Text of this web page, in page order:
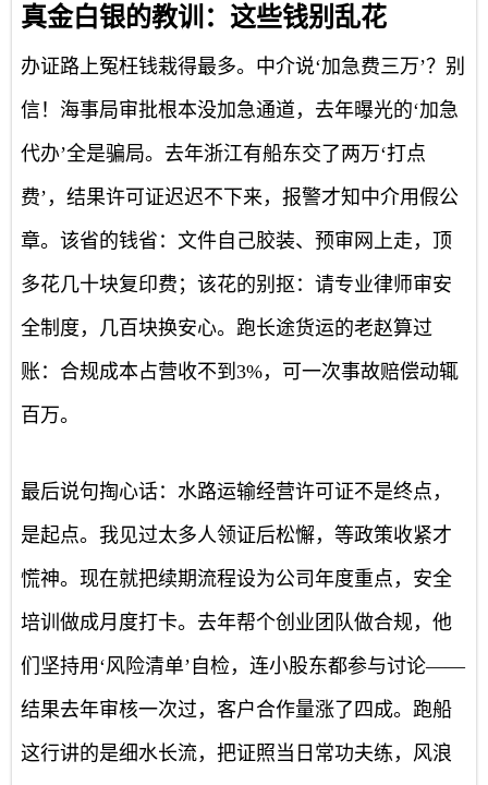
真金白银的教训：这些钱别乱花
办证路上冤枉钱栽得最多。中介说‘加急费三万’？别
信！海事局审批根本没加急通道，去年曝光的‘加急
代办’全是骗局。去年浙江有船东交了两万‘打点
费’，结果许可证迟迟不下来，报警才知中介用假公
章。该省的钱省：文件自己胶装、预审网上走，顶
多花几十块复印费；该花的别抠：请专业律师审安
全制度，几百块换安心。跑长途货运的老赵算过
账：合规成本占营收不到3%，可一次事故赔偿动辄
百万。
最后说句掏心话：水路运输经营许可证不是终点，
是起点。我见过太多人领证后松懈，等政策收紧才
慌神。现在就把续期流程设为公司年度重点，安全
培训做成月度打卡。去年帮个创业团队做合规，他
们坚持用‘风险清单’自检，连小股东都参与讨论——
结果去年审核一次过，客户合作量涨了四成。跑船
这行讲的是细水长流，把证照当日常功夫练，风浪